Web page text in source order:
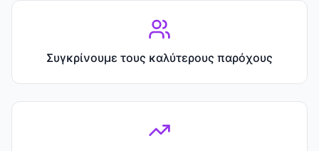
Συγκρίνουμε τους καλύτερους παρόχους